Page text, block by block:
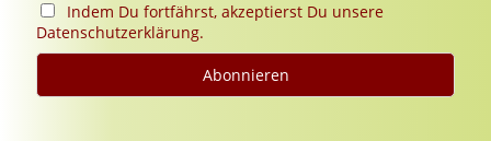
Indem Du fortfährst, akzeptierst Du unsere
Datenschutzerklärung.